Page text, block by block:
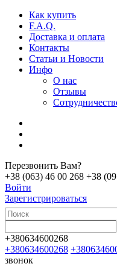
Как купить
F.A.Q.
Доставка и оплата
Контакты
Статьи и Новости
Инфо
О нас
Отзывы
Перезвонить Вам?
+38 (063) 46 00 268 +38
Войти
Зарегистрироваться
+380634600268
+380634600268
звонок